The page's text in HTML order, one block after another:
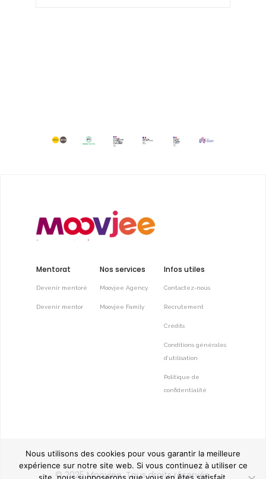
Mentorat
Devenir mentoré
Devenir mentor
Nos services
Moovjee Agency
Moovjee Family
Infos utiles
Contactez-nous
Recrutement
Crédits
Conditions générales
d’utilisation
Politique de
confidentialité
© 2025Moovjee, Tous droits réservés.
Nous utilisons des cookies pour vous garantir la meilleure
expérience sur notre site web. Si vous continuez à utiliser ce